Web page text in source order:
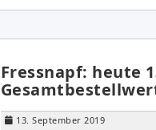
Fressnapf: heute
13. September 2019